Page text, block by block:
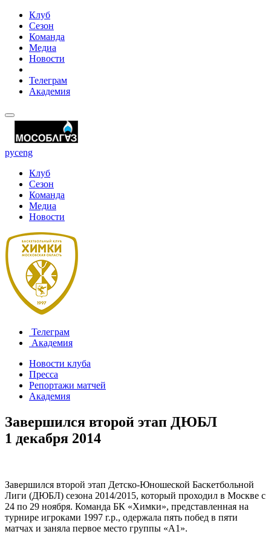
Клуб
Сезон
Команда
Медиа
Новости
Телеграм
Академия
русeng
Клуб
Сезон
Команда
Медиа
Новости
Телеграм
Академия
Новости клуба
Пресса
Репортажи матчей
Академия
Завершился второй этап ДЮБЛ
1 декабря 2014
Завершился второй этап Детско-Юношеской Баскетбольной
Лиги (ДЮБЛ) сезона 2014/2015, который проходил в Москве с
24 по 29 ноября. Команда БК «Химки», представленная на
турнире игроками 1997 г.р., одержала пять побед в пяти
матчах и заняла первое место группы «А1».